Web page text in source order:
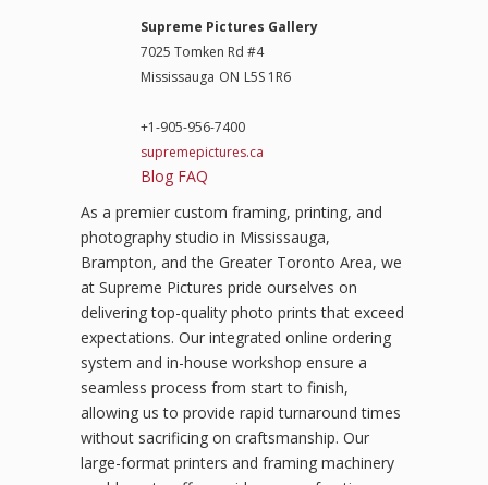
Supreme Pictures Gallery
7025 Tomken Rd #4
Mississauga ON L5S 1R6
+1-905-956-7400
supremepictures.ca
Blog FAQ
As a premier custom framing, printing, and
photography studio in Mississauga,
Brampton, and the Greater Toronto Area, we
at Supreme Pictures pride ourselves on
delivering top-quality photo prints that exceed
expectations. Our integrated online ordering
system and in-house workshop ensure a
seamless process from start to finish,
allowing us to provide rapid turnaround times
without sacrificing on craftsmanship. Our
large-format printers and framing machinery